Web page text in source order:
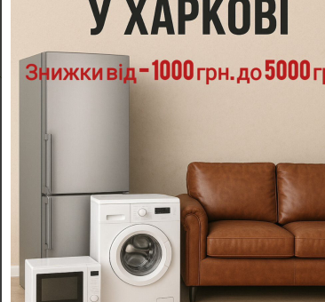
Інформація/демонстрація